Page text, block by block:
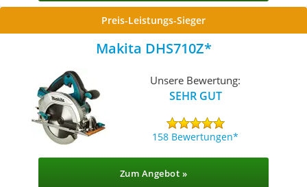
Preis-Leistungs-Sieger
Makita DHS710Z
Unsere Bewertung:
SEHR GUT
158 Bewertungen
Zum Angebot »